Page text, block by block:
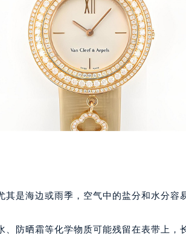
是海边或雨季，空气中的盐分和水分容
防晒霜等化学物质可能残留在表带上，